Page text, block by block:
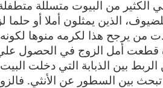
من البيوت متسللة متطفلة
الذين يمثلون أملا أو حلما
يرجح هذا لكرمه منوها لكونه
بين الذبابة التي دخلت
بين السطور عن الأنثي.